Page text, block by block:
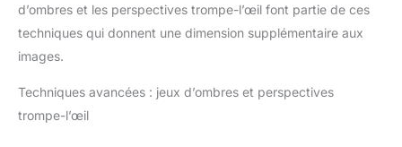
d’ombres et les perspectives trompe-l’œil font partie de ces
techniques qui donnent une dimension supplémentaire aux
images.
Techniques avancées : jeux d’ombres et perspectives
trompe-l’œil